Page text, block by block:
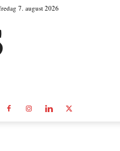
7. august 2026